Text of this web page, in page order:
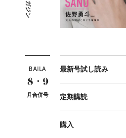
マガジン
BAILA
8・9
月合併号
最新号試し読み
定期購読
購入